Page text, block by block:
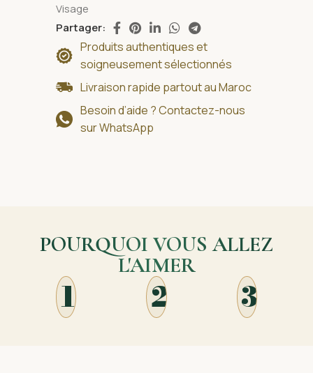
Visage
Partager:
Produits authentiques et
soigneusement sélectionnés
Livraison rapide partout au Maroc
Besoin d’aide ? Contactez-nous
sur WhatsApp
POURQUOI VOUS ALLEZ
L'AIMER
1 2 3